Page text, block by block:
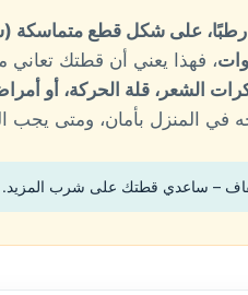
رطبًا، على شكل قطع
، فهذا يعني أن قطتك تعاني
الشعر، قلة الحركة، أو
في المنزل بأمان، ومتى يجب
– ساعدي قطتك على شرب المزيد.